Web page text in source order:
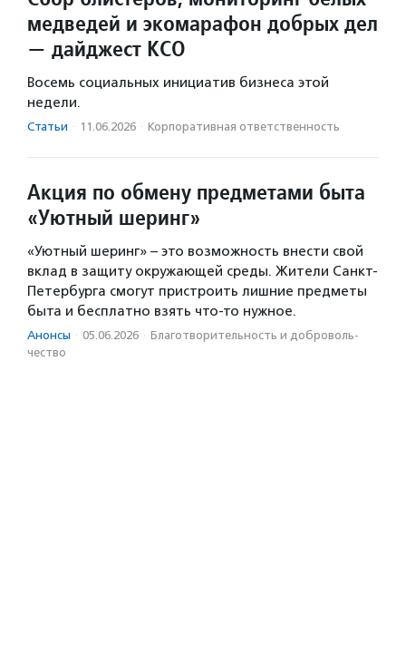
медведей и экомарафон добрых дел
— дайджест КСО
Восемь социальных инициатив бизнеса этой
недели.
Статьи · 11.06.2026 · Корпоративная ответственность
Акция по обмену предметами быта
«Уютный шеринг»
«Уютный шеринг» – это возможность внести свой
вклад в защиту окружающей среды. Жители Санкт-
Петербурга смогут пристроить лишние предметы
быта и бесплатно взять что-то нужное.
Анонсы · 05.06.2026 · Благотвори­тель­ность и доброволь­
чест­во